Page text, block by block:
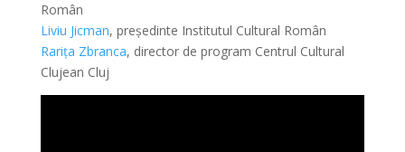
Român
Liviu Jicman, președinte Institutul Cultural Român
Rarița Zbranca, director de program Centrul Cultural
Clujean Cluj